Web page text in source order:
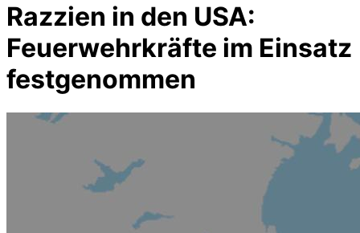
Razzien in den USA:
Feuerwehrkräfte im Einsatz
festgenommen